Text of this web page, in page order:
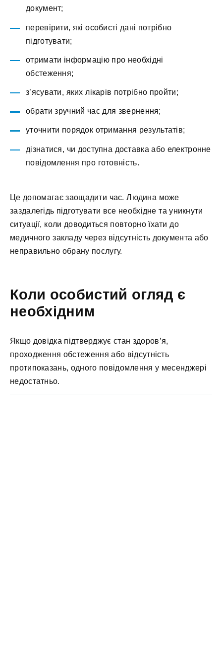
документ;
перевірити, які особисті дані потрібно
підготувати;
отримати інформацію про необхідні
обстеження;
з’ясувати, яких лікарів потрібно пройти;
обрати зручний час для звернення;
уточнити порядок отримання результатів;
дізнатися, чи доступна доставка або електронне
повідомлення про готовність.
Це допомагає заощадити час. Людина може
заздалегідь підготувати все необхідне та уникнути
ситуації, коли доводиться повторно їхати до
медичного закладу через відсутність документа або
неправильно обрану послугу.
Коли особистий огляд є
необхідним
Якщо довідка підтверджує стан здоров’я,
проходження обстеження або відсутність
протипоказань, одного повідомлення у месенджері
недостатньо.